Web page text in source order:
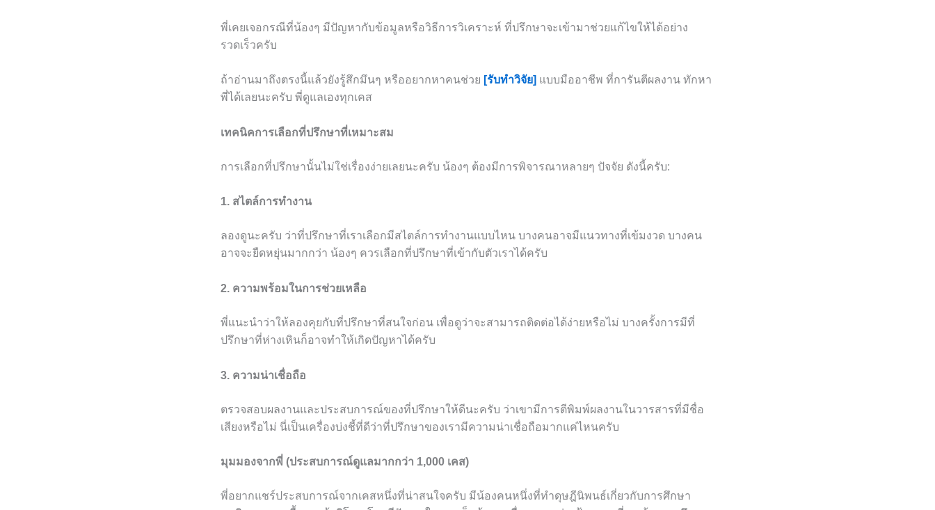
พี่เคยเจอกรณีที่น้องๆ มีปัญหากับข้อมูลหรือวิธีการวิเคราะห์ ที่ปรึกษาจะเข้ามาช่วยแก้ไขให้ได้อย่าง
รวดเร็วครับ
ถ้าอ่านมาถึงตรงนี้แล้วยังรู้สึกมึนๆ หรืออยากหาคนช่วย [รับทำวิจัย] แบบมืออาชีพ ที่การันตีผลงาน ทักหา
พี่ได้เลยนะครับ พี่ดูแลเองทุกเคส
เทคนิคการเลือกที่ปรึกษาที่เหมาะสม
การเลือกที่ปรึกษานั้นไม่ใช่เรื่องง่ายเลยนะครับ น้องๆ ต้องมีการพิจารณาหลายๆ ปัจจัย ดังนี้ครับ:
1. สไตล์การทำงาน
ลองดูนะครับ ว่าที่ปรึกษาที่เราเลือกมีสไตล์การทำงานแบบไหน บางคนอาจมีแนวทางที่เข้มงวด บางคน
อาจจะยืดหยุ่นมากกว่า น้องๆ ควรเลือกที่ปรึกษาที่เข้ากับตัวเราได้ครับ
2. ความพร้อมในการช่วยเหลือ
พี่แนะนำว่าให้ลองคุยกับที่ปรึกษาที่สนใจก่อน เพื่อดูว่าจะสามารถติดต่อได้ง่ายหรือไม่ บางครั้งการมีที่
ปรึกษาที่ห่างเหินก็อาจทำให้เกิดปัญหาได้ครับ
3. ความน่าเชื่อถือ
ตรวจสอบผลงานและประสบการณ์ของที่ปรึกษาให้ดีนะครับ ว่าเขามีการตีพิมพ์ผลงานในวารสารที่มีชื่อ
เสียงหรือไม่ นี่เป็นเครื่องบ่งชี้ที่ดีว่าที่ปรึกษาของเรามีความน่าเชื่อถือมากแค่ไหนครับ
มุมมองจากพี่ (ประสบการณ์ดูแลมากกว่า 1,000 เคส)
พี่อยากแชร์ประสบการณ์จากเคสหนึ่งที่น่าสนใจครับ มีน้องคนหนึ่งที่ทำดุษฎีนิพนธ์เกี่ยวกับการศึกษา